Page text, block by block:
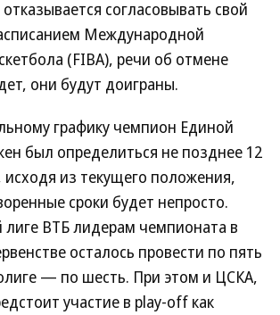
согласовывать свой
Международной
(FIBA), речи об отмене
они будут доиграны.
графику чемпион Единой
был определиться не позднее 12
из текущего положения,
сроки будет непросто.
лиге ВТБ лидерам чемпионата в
осталось провести по пять
— по шесть. При этом и ЦСКА,
участие в play-off как